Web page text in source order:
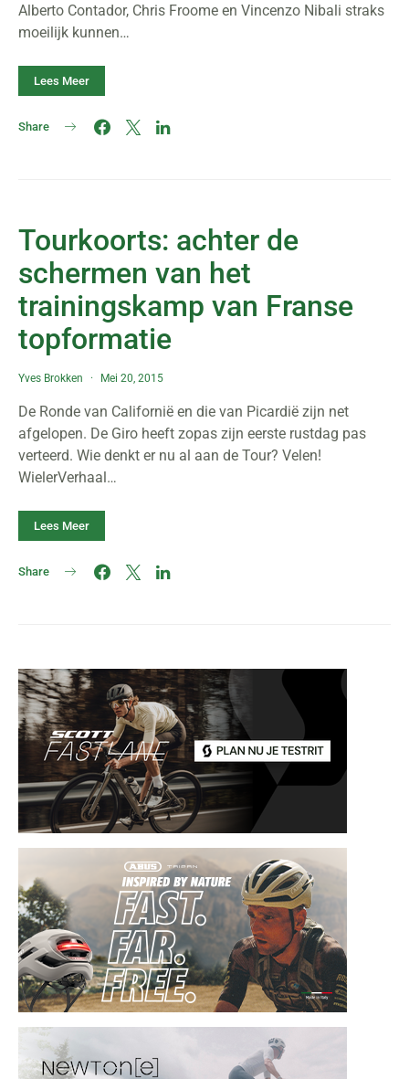
Alberto Contador, Chris Froome en Vincenzo Nibali straks
moeilijk kunnen…
Lees Meer
Share
Tourkoorts: achter de
schermen van het
trainingskamp van Franse
topformatie
Yves Brokken Mei 20, 2015
De Ronde van Californië en die van Picardië zijn net
afgelopen. De Giro heeft zopas zijn eerste rustdag pas
verteerd. Wie denkt er nu al aan de Tour? Velen!
WielerVerhaal…
Lees Meer
Share